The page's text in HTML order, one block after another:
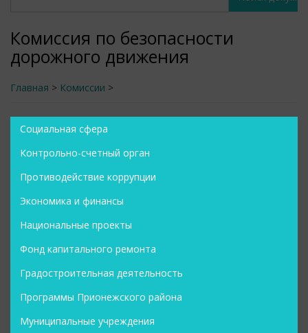
Комиссия по безопасности
дорожного движения
Главная > Комиссии >
Социальная сфера
Контрольно-счетный орган
Противодействие коррупции
Экономика и финансы
Национальные проекты
Фонд капитального ремонта
Градостроительная деятельность
Программы Прионежского района
Муниципальные учреждения